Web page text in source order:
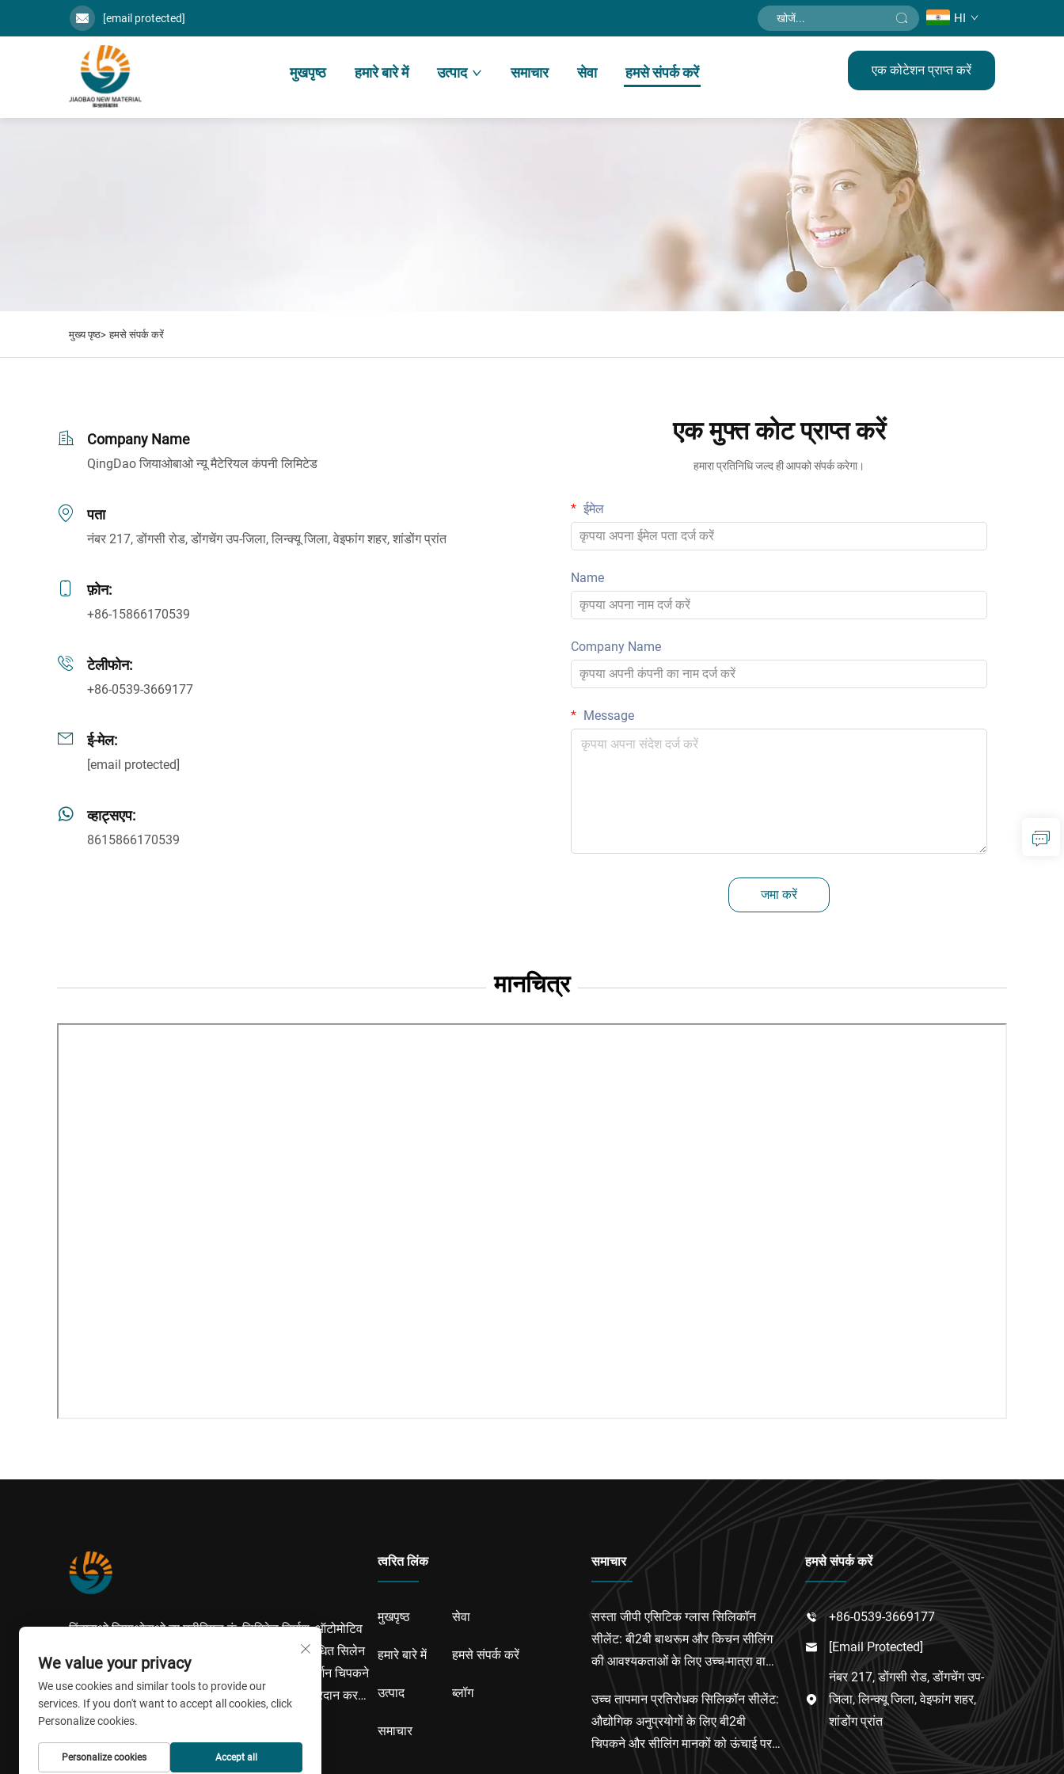
[email protected] HI
मुखपृष्ठ हमारे बारे में उत्पाद समाचार सेवा हमसे संपर्क करें एक कोटेशन प्राप्त करें
मुख्य पृष्ठ> हमसे संपर्क करें
Company Name
QingDao जियाओबाओ न्यू मैटेरियल कंपनी लिमिटेड
पता
नंबर 217, डोंगसी रोड, डोंगचेंग उप-जिला, लिन्क्यू जिला, वेइफांग शहर, शांडोंग प्रांत
फ़ोन:
+86-15866170539
टेलीफोन:
+86-0539-3669177
ई-मेल:
[email protected]
व्हाट्सएप:
8615866170539
एक मुफ्त कोट प्राप्त करें
हमारा प्रतिनिधि जल्द ही आपको संपर्क करेगा।
ईमेल
Name
Company Name
Message
जमा करें
मानचित्र
किंगदाओ जियाओबाओ न्यू मटीरियल कं, लिमिटेड निर्माण, ऑटोमोटिव
और औद्योगिक अनुप्रयोगों के लिए उच्च-गुणवत्ता वाले संशोधित सिलेन
और पॉलियूरेथेन सीलेंट प्रदान करता है। हमारे उच्च-प्रदर्शन चिपकने
वाले जलरोधी, अग्निरोधी और तापीय इन्सुलेशन समाधान प्रदान करते
हैं जिन्हें अंतरराष्ट्रीय प्रमाणन प्राप्त है तथा विश्वसनीय बाद की
बिक्री सेवा उपलब्ध है।
त्वरित लिंक
मुखपृष्ठ
हमारे बारे में
उत्पाद
समाचार
सेवा
हमसे संपर्क करें
ब्लॉग
समाचार
सस्ता जीपी एसिटिक ग्लास सिलिकॉन
सीलेंट: बी2बी बाथरूम और किचन सीलिंग
की आवश्यकताओं के लिए उच्च-मात्रा वाला
उच्च तापमान प्रतिरोधक सिलिकॉन सीलेंट:
औद्योगिक अनुप्रयोगों के लिए बी2बी
चिपकने और सीलिंग मानकों को ऊंचाई पर
हमसे संपर्क करें
 +86-0539-3669177
 [email Protected]

नंबर 217, डोंगसी रोड, डोंगचेंग उप-
जिला, लिन्क्यू जिला, वेइफांग शहर,
शांडोंग प्रांत
We value your privacy
We use cookies and similar tools to provide our
services. If you don't want to accept all cookies, click
Personalize cookies.
Personalize cookies Accept all